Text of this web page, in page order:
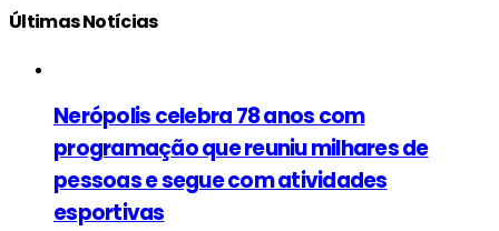
Últimas Notícias
Nerópolis celebra 78 anos com
programação que reuniu milhares de
pessoas e segue com atividades
esportivas